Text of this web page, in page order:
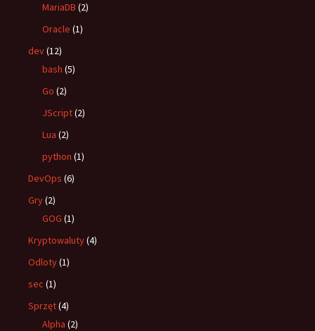
MariaDB (2)
Oracle (1)
dev(12)
bash (5)
Go (2)
JScript(2)
Lua (2)
python (1)
DevOps (6)
Gry(2)
GOG (1)
Kryptowaluty(4)
Odloty(1)
sec (1)
Sprzęt(4)
Alpha (2)